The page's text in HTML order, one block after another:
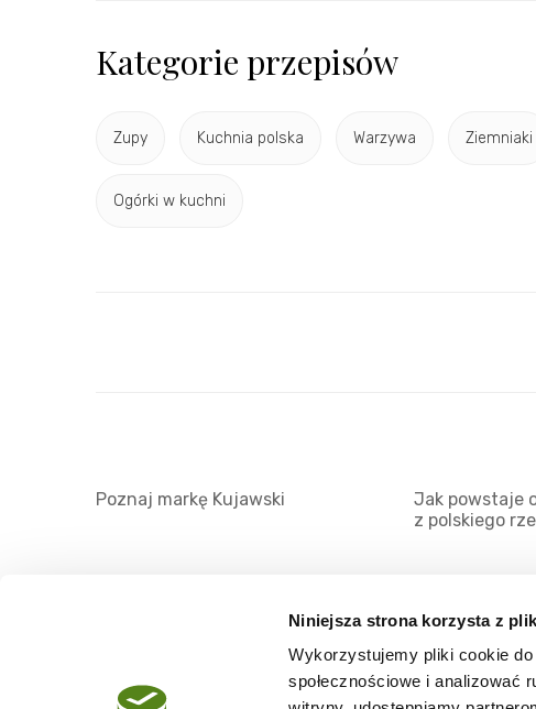
Niniejsza strona korzysta z
Wykorzystujemy pliki cookie
społecznościowe i analizować
Kategorie przepisów
Zupy Kuchnia polska Warzywa Ziemniaki
Ogórki w kuchni
Poznaj markę Kujawski
Jak powstaje
z polskiego